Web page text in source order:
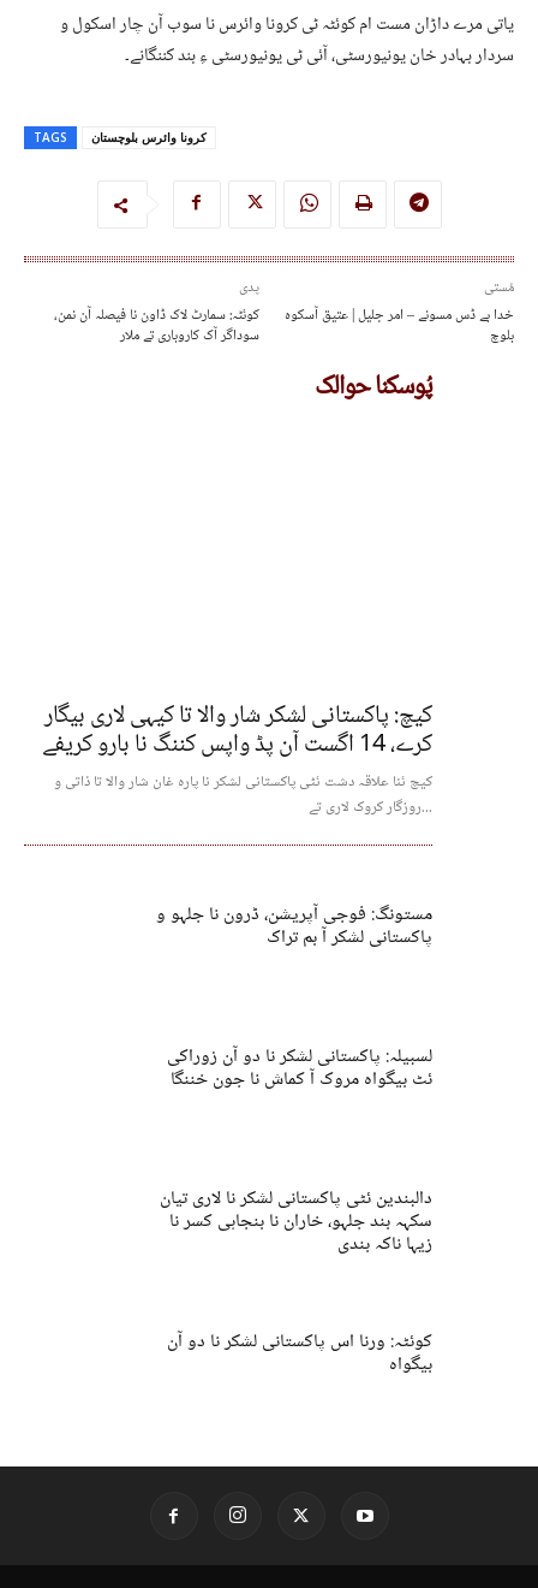
یاتی مرے داڑان مست ام کوئٹہ ٹی کرونا وائرس نا سوب آن چار اسکول و
سردار بہادر خان یونیورسٹی، آئی ٹی یونیورسٹی ءِ بند کننگانے۔
TAGS کرونا وائرس بلوچستان
پدی
کوئٹہ: سمارٹ لاک ڈاون نا فیصلہ آن نمن،
سوداگر آک کاروباری تے ملار
مُستی
خدا بے ڈس مسونے – امر جلیل | عتیق آسکوہ
بلوچ
پُوسکنا حوالک
کیچ: پاکستانی لشکر شار والا تا کیہی لاری بیگار
کرے، 14 اگست آن پڈ واپس کننگ نا بارو کریفے
کیچ ئنا علاقہ دشت ئٹی پاکستانی لشکر نا پارہ غان شار والا تا ذاتی و
روزگار کروک لاری تے...
مستونگ: فوجی آپریشن، ڈرون نا جلہو و
پاکستانی لشکر آ بم تراک
لسبیلہ: پاکستانی لشکر نا دو آن زوراکی
ئٹ بیگواہ مروک آ کماش نا جون خننگا
دالبندین ئٹی پاکستانی لشکر نا لاری تیان
سکہہ بند جلہو، خاران نا بنجاہی کسر نا
زیہا ناکہ بندی
کوئٹہ: ورنا اس پاکستانی لشکر نا دو آن
بیگواہ